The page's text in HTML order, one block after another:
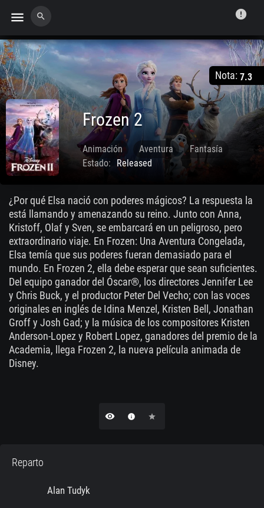
menu search error
Nota: 7.3
Frozen 2
Animación Aventura
Fantasía
Nov. 20 2019
Estado: Released
¿Por qué Elsa nació con poderes mágicos? La respuesta la
está llamando y amenazando su reino. Junto con Anna,
Kristoff, Olaf y Sven, se embarcará en un peligroso, pero
extraordinario viaje. En Frozen: Una Aventura Congelada,
Elsa temía que sus poderes fueran demasiado para el
mundo. En Frozen 2, ella debe esperar que sean suficientes.
Del equipo ganador del Óscar®, los directores Jennifer Lee
y Chris Buck, y el productor Peter Del Vecho; con las voces
originales en inglés de Idina Menzel, Kristen Bell, Jonathan
Groff y Josh Gad; y la música de los compositores Kristen
Anderson-Lopez y Robert Lopez, ganadores del premio de la
Academia, llega Frozen 2, la nueva película animada de
Disney.
remove_red_eye info star
Reparto
Alan Tudyk